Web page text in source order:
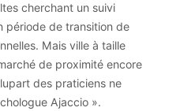
cherchant un suivi
période de transition de
Mais ville à taille
de proximité encore
des praticiens ne
Ajaccio ».